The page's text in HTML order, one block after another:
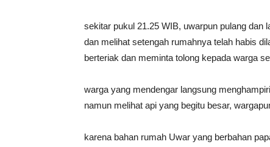
sekitar pukul 21.25 WIB, uwarpun pulang dan
dan melihat setengah rumahnya telah habis
berteriak dan meminta tolong kepada warga
warga yang mendengar langsung
namun melihat api yang begitu besar,
karena bahan rumah Uwar yang berbahan